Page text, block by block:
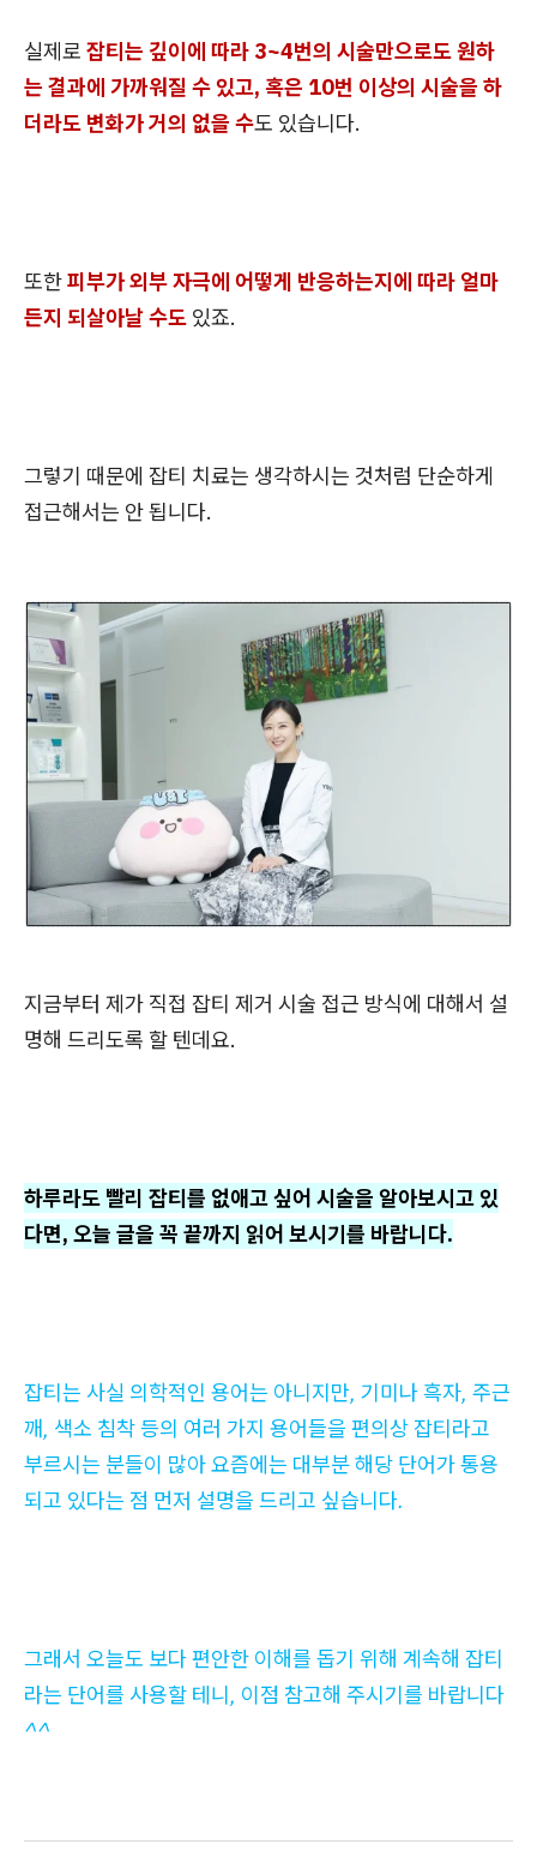
실제로 잡티는 깊이에 따라 3~4번의 시술만으로도 원하
는 결과에 가까워질 수 있고, 혹은 10번 이상의 시술을 하
더라도 변화가 거의 없을 수도 있습니다.
또한피부가 외부 자극에 어떻게 반응하는지에 따라 얼마
든지 되살아날 수도 있죠.
그렇기 때문에 잡티 치료는 생각하시는 것처럼 단순하게
접근해서는 안 됩니다.
지금부터 제가 직접 잡티 제거 시술 접근 방식에 대해서 설
명해 드리도록 할 텐데요.
하루라도 빨리 잡티를 없애고 싶어 시술을 알아보시고 있
다면, 오늘 글을 꼭 끝까지 읽어 보시기를 바랍니다.
잡티는 사실 의학적인 용어는 아니지만, 기미나 흑자, 주근
깨, 색소 침착 등의 여러 가지 용어들을 편의상 잡티라고
부르시는 분들이 많아 요즘에는 대부분 해당 단어가 통용
되고 있다는 점 먼저 설명을 드리고 싶습니다.
그래서 오늘도 보다 편안한 이해를 돕기 위해 계속해 잡티
라는 단어를 사용할 테니, 이점 참고해 주시기를 바랍니다
^^